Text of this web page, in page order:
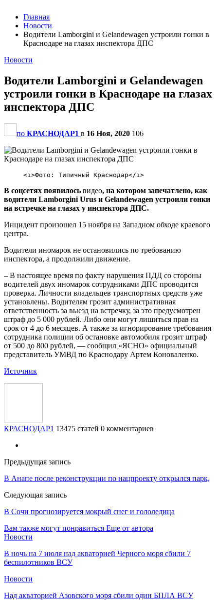
Главная
Новости
Водители Lamborgini и Gelandewagen устроили гонки в
Краснодаре на глазах инспектора ДПС
Новости
Водители Lamborgini и Gelandewagen
устроили гонки в Краснодаре на глазах
инспектора ДПС
по КРАСНОДАР1 в 16 Ноя, 2020 106
В соцсетях появилось видео, на котором запечатлено, как
водители Lamborgini Urus и Gelandewagen устроили гонки
на встречке на глазах у инспектора ДПС.
Инцидент произошел 15 ноября на Западном обходе краевого
центра.
Водители иномарок не остановились по требованию
инспектора, а продолжили движение.
– В настоящее время по факту нарушения ПДД со стороны
водителей двух иномарок сотрудниками ДПС проводится
проверка. Личности владельцев транспортных средств уже
установлены. Водителям грозит административная
ответственность за выезд на встречку, за это предусмотрен
штраф до 5 000 рублей. Либо они могут лишиться прав на
срок от 4 до 6 месяцев. А также за игнорирование требования
сотрудника полиции об остановке автомобиля грозит штраф
от 500 до 800 рублей, — сообщил «ЯСНО» официальный
представитель УМВД по Краснодару Артем Коноваленко.
Источник
КРАСНОДАР1 13475 статей 0 комментариев
Предыдущая запись
В Анапе после реконструкции по нацпроекту открылся парк,
Следующая запись
В Сочи прогнозируется мокрый снег и гололедица
Вам также могут понравиться Еще от автора
Новости
В ночь на 7 июля над акваторией Черного моря сбили 7
беспилотников ВСУ
Новости
Над акваторией Азовского моря сбили один БПЛА ВСУ